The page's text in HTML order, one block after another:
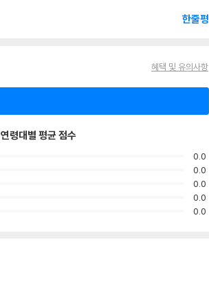
한줄평
혜택 및 유의사항
연령대별 평균 점수
0.0
0.0
0.0
0.0
0.0